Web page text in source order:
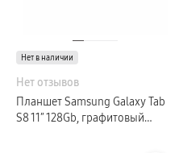
Нет в наличии
Нет отзывов
Планшет Samsung Galaxy Tab
S8 11″ 128Gb, графитовый